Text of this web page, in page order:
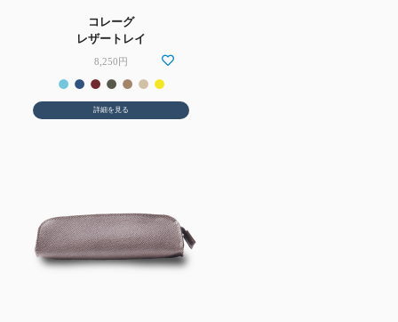
コレーグ
レザートレイ
8,250円
詳細を見る